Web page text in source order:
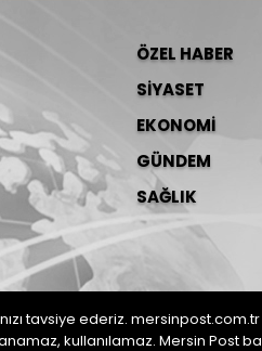
ÖZEL HABER
SİYASET
EKONOMİ
GÜNDEM
SAĞLIK
tavsiye ederiz.
kullanılamaz. Mersin Post